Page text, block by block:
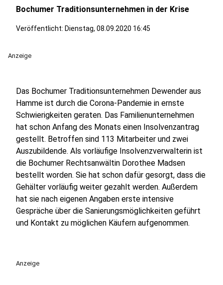
Bochumer Traditionsunternehmen in der Krise
Veröffentlicht: Dienstag, 08.09.2020 16:45
Anzeige
Das Bochumer Traditionsunternehmen Dewender aus
Hamme ist durch die Corona-Pandemie in ernste
Schwierigkeiten geraten. Das Familienunternehmen
hat schon Anfang des Monats einen Insolvenzantrag
gestellt. Betroffen sind 113 Mitarbeiter und zwei
Auszubildende. Als vorläufige Insolvenzverwalterin ist
die Bochumer Rechtsanwältin Dorothee Madsen
bestellt worden. Sie hat schon dafür gesorgt, dass die
Gehälter vorläufig weiter gezahlt werden. Außerdem
hat sie nach eigenen Angaben erste intensive
Gespräche über die Sanierungsmöglichkeiten geführt
und Kontakt zu möglichen Käufern aufgenommen.
Anzeige